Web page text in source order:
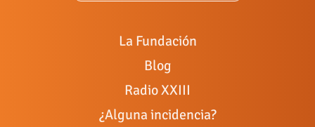
La Fundación
Blog
Radio XXIII
¿Alguna incidencia?